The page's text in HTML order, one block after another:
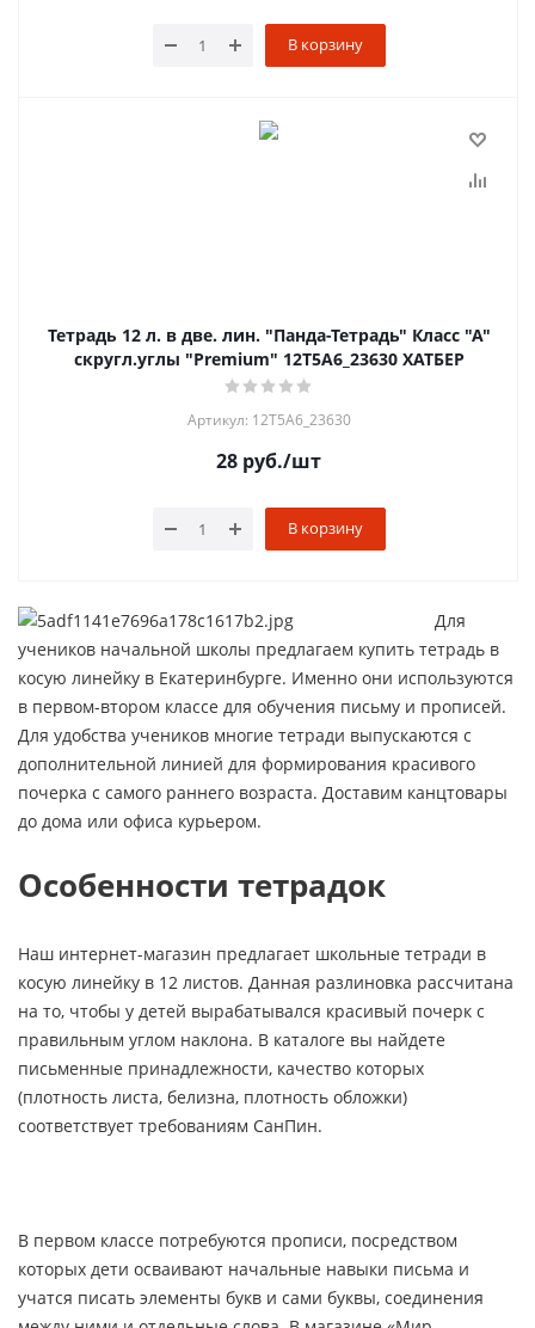
В корзину
Тетрадь 12 л. в две. лин. "Панда-Тетрадь" Класс "A"
скругл.углы "Premium" 12Т5A6_23630 ХАТБЕР
Артикул: 12Т5A6_23630
28 руб./шт
В корзину
Для
учеников начальной школы предлагаем купить тетрадь в
косую линейку в Екатеринбурге. Именно они используются
в первом-втором классе для обучения письму и прописей.
Для удобства учеников многие тетради выпускаются с
дополнительной линией для формирования красивого
почерка с самого раннего возраста. Доставим канцтовары
до дома или офиса курьером.
Особенности тетрадок
Наш интернет-магазин предлагает школьные тетради в
косую линейку в 12 листов. Данная разлиновка рассчитана
на то, чтобы у детей вырабатывался красивый почерк с
правильным углом наклона. В каталоге вы найдете
письменные принадлежности, качество которых
(плотность листа, белизна, плотность обложки)
соответствует требованиям СанПин.
В первом классе потребуются прописи, посредством
которых дети осваивают начальные навыки письма и
учатся писать элементы букв и сами буквы, соединения